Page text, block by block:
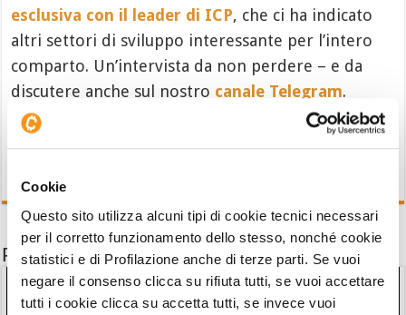
Cookie
Questo sito utilizza alcuni tipi di cookie tecnici necessari
per il corretto funzionamento dello stesso, nonché cookie
statistici e di Profilazione anche di terze parti. Se vuoi
negare il consenso clicca su rifiuta tutti, se vuoi accettare
tutti i cookie clicca su accetta tutti, se invece vuoi
esclusiva con il leader di ICP, che ci ha indicato
altri settori di sviluppo interessante per l’intero
comparto. Un’intervista da non perdere – e da
discutere anche sul nostro canale Telegram.
Potrebbe interessarti anche